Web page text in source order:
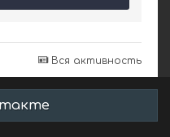
Вся активность